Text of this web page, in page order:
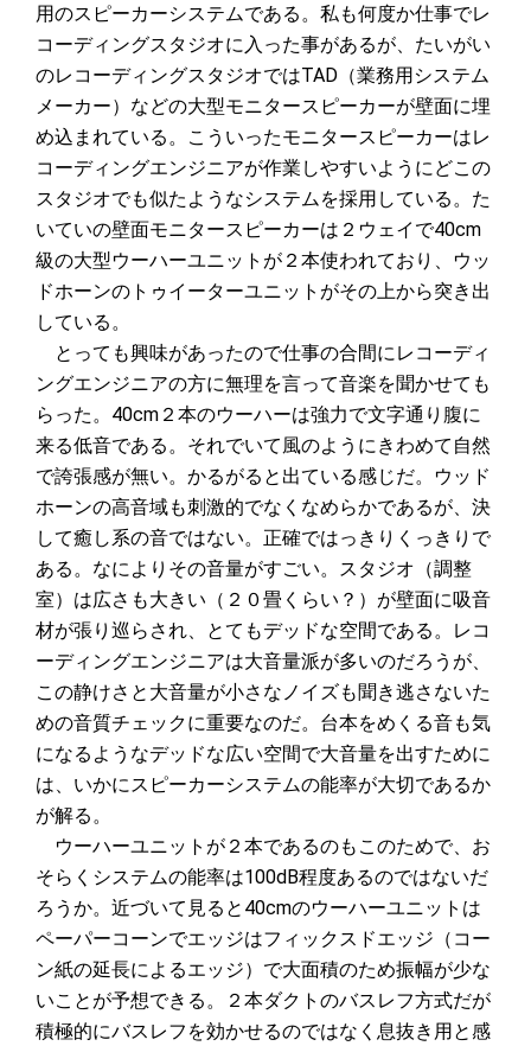
用のスピーカーシステムである。私も何度か仕事でレ
コーディングスタジオに入った事があるが、たいがい
のレコーディングスタジオではTAD（業務用システム
メーカー）などの大型モニタースピーカーが壁面に埋
め込まれている。こういったモニタースピーカーはレ
コーディングエンジニアが作業しやすいようにどこの
スタジオでも似たようなシステムを採用している。た
いていの壁面モニタースピーカーは２ウェイで40cm
級の大型ウーハーユニットが２本使われており、ウッ
ドホーンのトゥイーターユニットがその上から突き出
している。
とっても興味があったので仕事の合間にレコーディ
ングエンジニアの方に無理を言って音楽を聞かせても
らった。40cm２本のウーハーは強力で文字通り腹に
来る低音である。それでいて風のようにきわめて自然
で誇張感が無い。かるがると出ている感じだ。ウッド
ホーンの高音域も刺激的でなくなめらかであるが、決
して癒し系の音ではない。正確ではっきりくっきりで
ある。なによりその音量がすごい。スタジオ（調整
室）は広さも大きい（２０畳くらい？）が壁面に吸音
材が張り巡らされ、とてもデッドな空間である。レコ
ーディングエンジニアは大音量派が多いのだろうが、
この静けさと大音量が小さなノイズも聞き逃さないた
めの音質チェックに重要なのだ。台本をめくる音も気
になるようなデッドな広い空間で大音量を出すために
は、いかにスピーカーシステムの能率が大切であるか
が解る。
ウーハーユニットが２本であるのもこのためで、お
そらくシステムの能率は100dB程度あるのではないだ
ろうか。近づいて見ると40cmのウーハーユニットは
ペーパーコーンでエッジはフィックスドエッジ（コー
ン紙の延長によるエッジ）で大面積のため振幅が少な
いことが予想できる。２本ダクトのバスレフ方式だが
積極的にバスレフを効かせるのではなく息抜き用と感